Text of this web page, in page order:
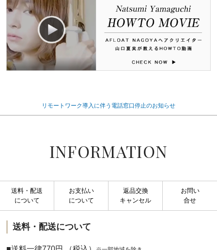
リモートワーク導入に伴う電話窓口停止のお知らせ
INFORMATION
送料・配送
について
お支払い
について
返品交換
キャンセル
お問い
合せ
送料・配送について